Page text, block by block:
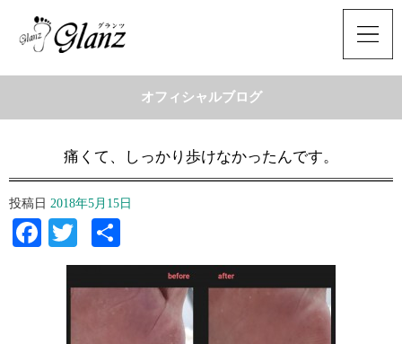
オフィシャルブログ
痛くて、しっかり歩けなかったんです。
投稿日 2018年5月15日
Facebook
Twitter
有